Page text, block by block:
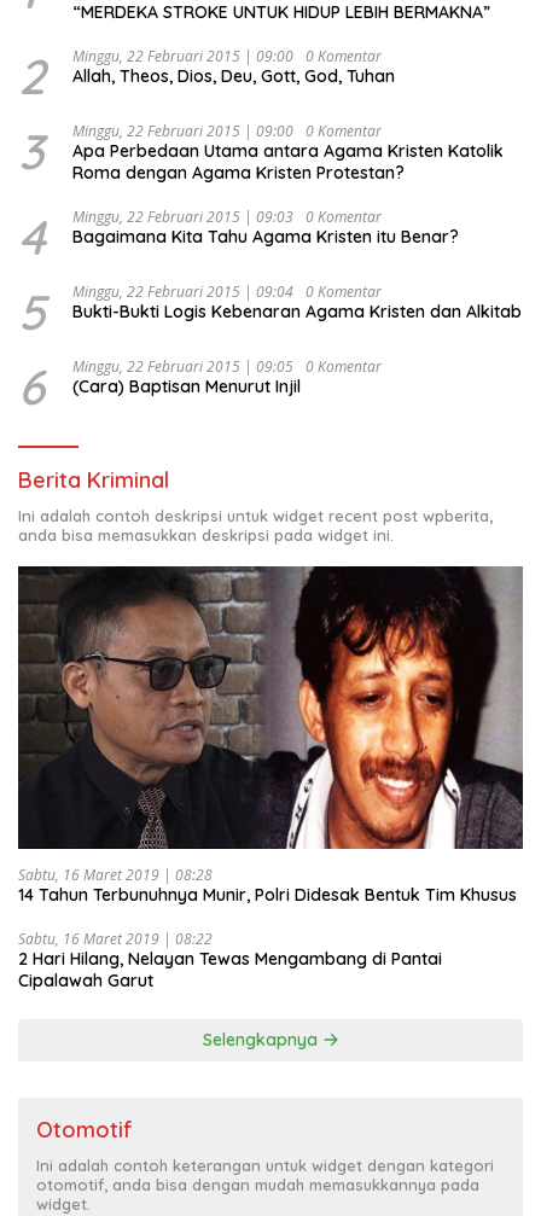
“MERDEKA STROKE UNTUK HIDUP LEBIH BERMAKNA”
2 Minggu, 22 Februari 2015 | 09:00 0 Komentar
Allah, Theos, Dios, Deu, Gott, God, Tuhan
3 Minggu, 22 Februari 2015 | 09:00 0 Komentar
Apa Perbedaan Utama antara Agama Kristen Katolik
Roma dengan Agama Kristen Protestan?
4 Minggu, 22 Februari 2015 | 09:03 0 Komentar
Bagaimana Kita Tahu Agama Kristen itu Benar?
5 Minggu, 22 Februari 2015 | 09:04 0 Komentar
Bukti-Bukti Logis Kebenaran Agama Kristen dan Alkitab
6 Minggu, 22 Februari 2015 | 09:05 0 Komentar
(Cara) Baptisan Menurut Injil
Berita Kriminal
Ini adalah contoh deskripsi untuk widget recent post wpberita,
anda bisa memasukkan deskripsi pada widget ini.
Sabtu, 16 Maret 2019 | 08:28
14 Tahun Terbunuhnya Munir, Polri Didesak Bentuk Tim Khusus
Sabtu, 16 Maret 2019 | 08:22
2 Hari Hilang, Nelayan Tewas Mengambang di Pantai
Cipalawah Garut
Selengkapnya
Otomotif
Ini adalah contoh keterangan untuk widget dengan kategori
otomotif, anda bisa dengan mudah memasukkannya pada
widget.